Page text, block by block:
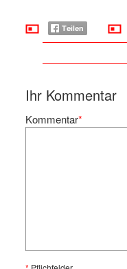
Ihr Kommentar
Kommentar*